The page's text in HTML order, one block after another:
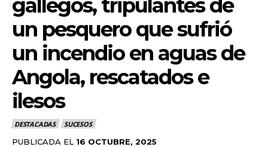
gallegos, tripulantes de
un pesquero que sufrió
un incendio en aguas de
Angola, rescatados e
ilesos
DESTACADAS SUCESOS
PUBLICADA EL 16 OCTUBRE, 2025